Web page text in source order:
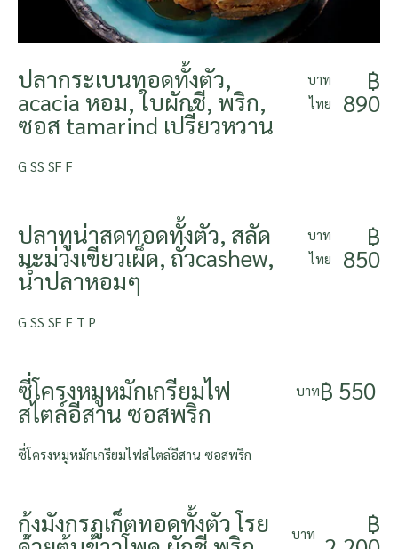
ปลากระเบนทอดทั้งตัว,
acacia หอม, ใบผักชี, พริก,
ซอส tamarind เปรี้ยวหวาน
บาท
ไทย
฿
890
G SS SF F
ปลาทูน่าสดทอดทั้งตัว, สลัด
มะม่วงเขียวเผ็ด, ถั่วcashew,
น้ำปลาหอมๆ
บาท
ไทย
฿
850
G SS SF F T P
ซี่โครงหมูหมักเกรียมไฟ
สไตล์อีสาน ซอสพริก
บาท฿ 550
ซี่โครงหมูหมักเกรียมไฟสไตล์อีสาน ซอสพริก
กุ้งมังกรภูเก็ตทอดทั้งตัว โรย บาท ฿